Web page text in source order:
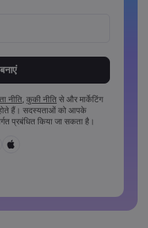
होना चाहिए
अवश्य होना चाहिए
जा सकता
नीति, कुकी नीति से और मार्केटिंग
हैं। सदस्यताओं को आपके
प्रबंधित किया जा सकता है।